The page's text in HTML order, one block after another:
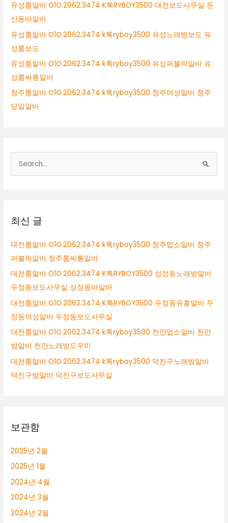
유성룸알바 O1O.2062.3474 K톡RYBOY3500 대전보도사무실 둔
산동바알바
유성룸알바 O1O.2062.3474 k톡ryboy3500 유성노래방보도 유
성룸보도
유성룸알바 O1O.2062.3474 k톡ryboy3500 유성퍼블릭알바 유
성룸싸롱알바
청주룸알바 O1O.2062.3474 k톡ryboy3500 청주여성알바 청주
당일알바
색
최신 글
대전룸알바 O1O.2062.3474 k톡ryboy3500 청주업소알바 청주
퍼블릭알바 청주룸싸롱알바
대전룸알바 O1O.2062.3474 K톡RYBOY3500 성정동노래방알바
두정동보도사무실 성정동바알바
대전룸알바 O1O.2062.3474 K톡RYBOY3500 두정동유흥알바 두
정동여성알바 두정동보도사무실
대전룸알바 O1O.2062.3474 k톡ryboy3500 천안업소알바 천안
밤알바 천안노래방도우미
대전룸알바 O1O.2062.3474 k톡ryboy3500 덕진구노래방알바
덕진구밤알바 덕진구보도사무실
보관함
2025년 2월
2025년 1월
2024년 4월
2024년 3월
2024년 2월